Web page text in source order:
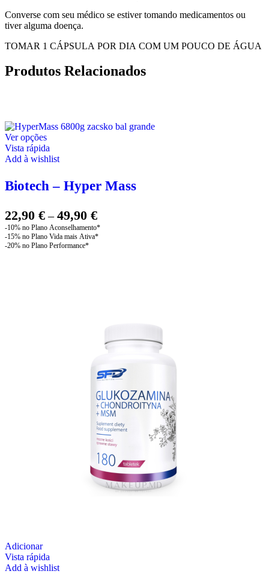
Converse com seu médico se estiver tomando medicamentos ou
tiver alguma doença.
TOMAR 1 CÁPSULA POR DIA COM UM POUCO DE ÁGUA
Produtos Relacionados
Ver opçõesThis
product
has
variants.
The
may
be
chosen
on
Vista rápida
Add à wishlist
Biotech – Hyper Mass
22,90 € – 49,90 €Price
range:
Adicionar
Vista rápida
Add à wishlist